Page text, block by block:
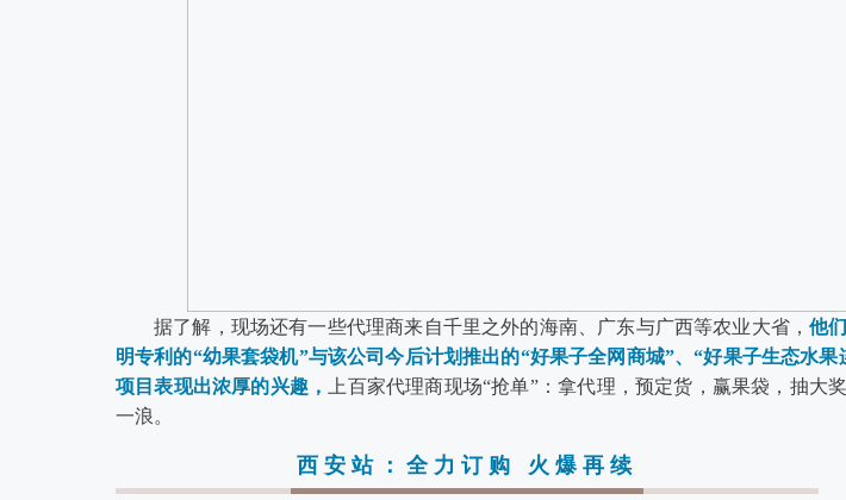
据了解，现场还有一些代理商来自千里之外的海南、广东与广西等农业大省，他
明专利的“幼果套袋机”与该公司今后计划推出的“好果子全网商城”、“好果子生态水果
项目表现出浓厚的兴趣，
上百家代理商现场“抢单”：拿代理，预定货，赢果袋，抽大
一浪。
西安站：全力订购 火爆再续